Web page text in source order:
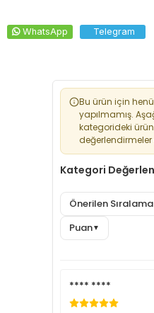
WhatsApp Telegram
Bu ürün için
yapılmamış.
kategorideki
Kategori
Önerilen Sıralama
Puan▼
**** ****